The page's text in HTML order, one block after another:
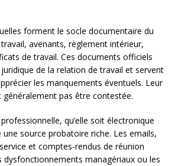
forment le socle documentaire du
avenants, règlement intérieur,
de travail. Ces documents officiels
de la relation de travail et servent
les manquements éventuels. Leur
pas être contestée.
qu’elle soit électronique
source probatoire riche. Les emails,
et comptes-rendus de réunion
dysfonctionnements managériaux ou les